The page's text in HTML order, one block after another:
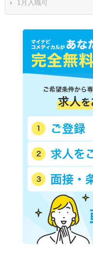
1月入職可